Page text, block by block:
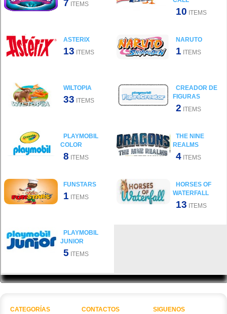
7 ITEMS
10 ITEMS
ASTERIX
13 ITEMS
NARUTO
1 ITEMS
WILTOPIA
33 ITEMS
CREADOR DE
FIGURAS
2 ITEMS
PLAYMOBIL
COLOR
8 ITEMS
THE NINE
REALMS
4 ITEMS
FUNSTARS
1 ITEMS
HORSES OF
WATERFALL
13 ITEMS
PLAYMOBIL
JUNIOR
5 ITEMS
CATEGORÍAS CONTACTOS SIGUENOS